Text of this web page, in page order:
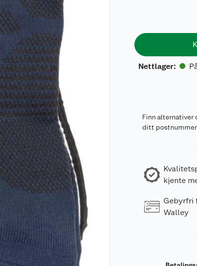
Nettlager:
Finn alternativer
ditt postnummer
kjente
Gebyrfri
Walley